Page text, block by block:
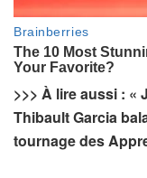
>>> À lire aussi : «
Thibault Garcia
tournage des